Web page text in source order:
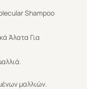
Shampoo
Άλατα Για
μαλλιών.